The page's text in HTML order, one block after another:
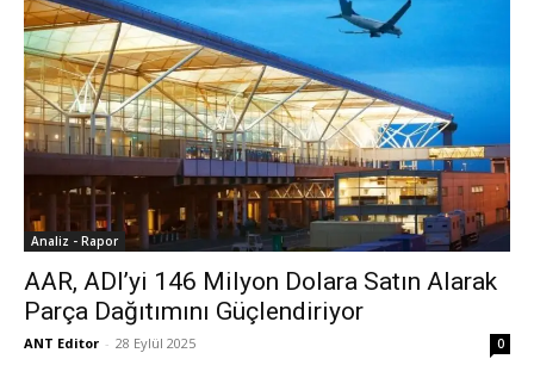
Analiz - Rapor
AAR, ADI’yi 146 Milyon Dolara Satın Alarak
Parça Dağıtımını Güçlendiriyor
ANT Editor - 28 Eylül 2025 0